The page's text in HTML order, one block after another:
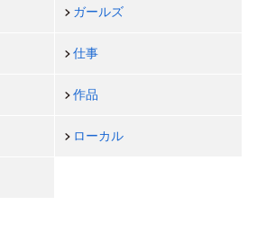
ガールズ
仕事
作品
ローカル